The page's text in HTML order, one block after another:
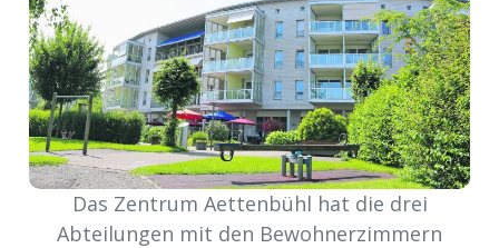
Auw
Das Zentrum Aettenbühl hat die drei
Abteilungen mit den Bewohnerzimmern